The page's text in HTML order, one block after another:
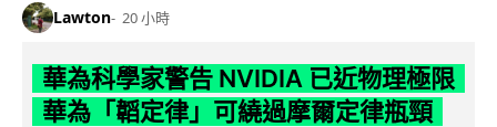
Lawton 20 小時
華為科學家警告 NVIDIA 已近物理極限
華為「韜定律」可繞過摩爾定律瓶頸